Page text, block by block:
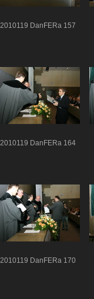
2010119 DanFERa 157
2010119 DanFERa 164
2010119 DanFERa 170